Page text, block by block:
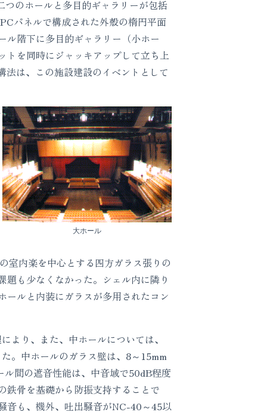
のホールと多目的ギャラリーが包括
パネルで構成された外殻の楕円平面
ル階下に多目的ギャラリー（小ホー
トを同時にジャッキアップして立ち上
は、この施設建設のイベントとして
大ホール
内楽を中心とする四方ガラス張りの
も少なくなかった。シェル内に隣り
ールと内装にガラスが多用されたコン
り、また、中ホールについては、
。中ホールのガラス壁は、8～15mm
間の遮音性能は、中音域で50dB程度
鉄骨を基礎から防振支持することで
音も、機外、吐出騒音がNC-40～45以